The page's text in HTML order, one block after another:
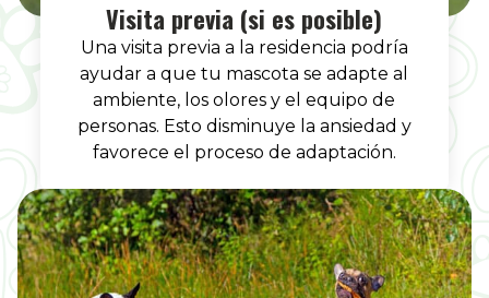
Visita previa (si es posible)
Una visita previa a la residencia podría
ayudar a que tu mascota se adapte al
ambiente, los olores y el equipo de
personas. Esto disminuye la ansiedad y
favorece el proceso de adaptación.